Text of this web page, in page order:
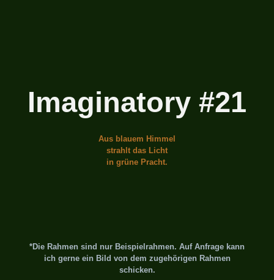
Imaginatory #21
Aus blauem Himmel
strahlt das Licht
in grüne Pracht.
*Die Rahmen sind nur Beispielrahmen. Auf Anfrage kann
ich gerne ein Bild von dem zugehörigen Rahmen
schicken.